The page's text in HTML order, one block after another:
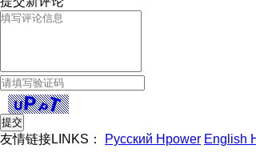
友情链接LINKS： Русский Hpower English